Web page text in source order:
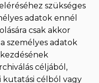
szükséges
adatok ennél
csak akkor
személyes adatok
céljából,
célból vagy